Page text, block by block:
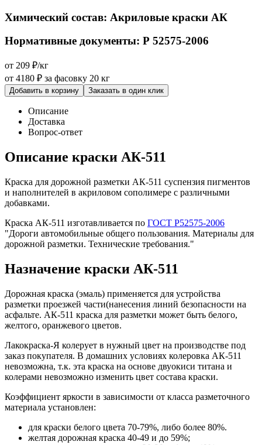
Химический состав: Акриловые краски АК
Нормативные документы: Р 52575-2006
от 209 ₽/кг
от 4180 ₽ за фасовку 20 кг
Добавить в корзину Заказать в один клик
Описание
Доставка
Вопрос-ответ
Описание краски АК-511
Краска для дорожной разметки АК-511 суспензия пигментов
и наполнителей в акриловом сополимере с различными
добавками.
Краска АК-511 изготавливается по ГОСТ Р52575-2006
"Дороги автомобильные общего пользования. Материалы для
дорожной разметки. Технические требования."
Назначение краски АК-511
Дорожная краска (эмаль) применяется для устройства
разметки проезжей части(нанесения линий безопасности на
асфальте. АК-511 краска для разметки может быть белого,
желтого, оранжевого цветов.
Лакокраска-Я колерует в нужный цвет на производстве под
заказ покупателя. В домашних условиях колеровка АК-511
невозможна, т.к. эта краска на основе двуокиси титана и
колерами невозможно изменить цвет состава краски.
Коэффициент яркости в зависимости от класса разметочного
материала установлен:
для краски белого цвета 70-79%, либо более 80%.
желтая дорожная краска 40-49 и до 59%;